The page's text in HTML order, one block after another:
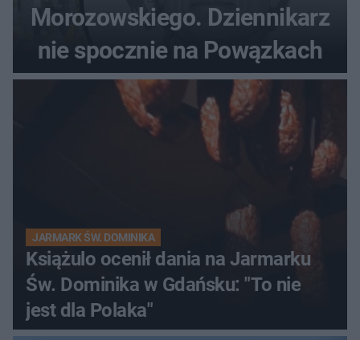
Morozowskiego. Dziennikarz
nie spocznie na Powązkach
JARMARK ŚW. DOMINIKA
Książulo ocenił dania na Jarmarku
Św. Dominika w Gdańsku: "To nie
jest dla Polaka"